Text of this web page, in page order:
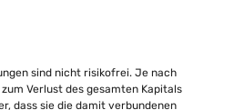
sind nicht risikofrei. Je nach
Verlust des gesamten Kapitals
dass sie die damit verbundenen